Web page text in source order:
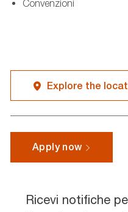
Convenzioni
Explore the
Apply now
Ricevi notifiche